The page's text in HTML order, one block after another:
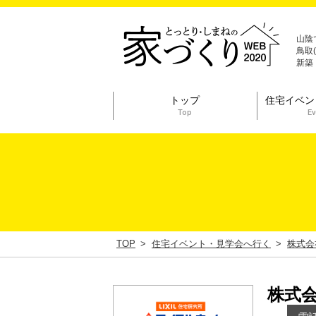
山陰
鳥取
新築
トップ
Top
住宅イベ
TOP 住宅イベント・見学会へ行く 株式
株式